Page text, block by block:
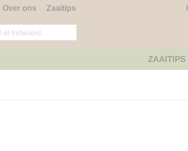
Over ons Zaaitips
ZAAITIPS